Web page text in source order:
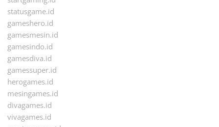
statusgame.id
gameshero.id
gamesmesin.id
gamesindo.id
gamesdiva.id
gamessuper.id
herogames.id
mesingames.id
divagames.id
vivagames.id